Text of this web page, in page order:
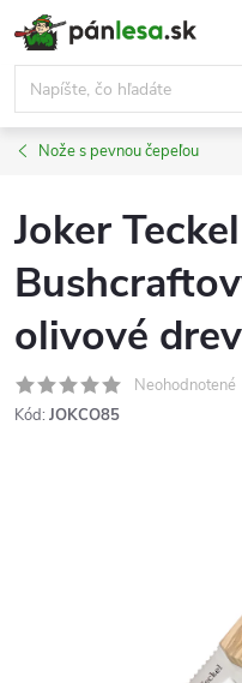
Prejsť
na
obsah
Nože s pevnou čepeľou
Joker
olivové
Neohodnotené
Kód: JOKCO85